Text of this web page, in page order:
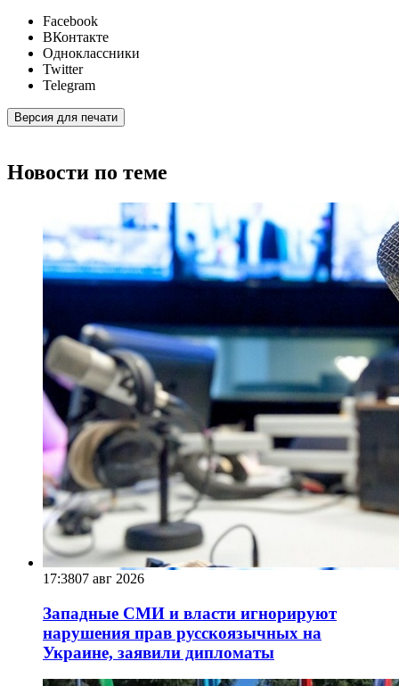
Facebook
ВКонтакте
Одноклассники
Twitter
Telegram
Версия для печати
Новости по теме
17:3807 авг 2026
Западные СМИ и власти игнорируют
нарушения прав русскоязычных на
Украине, заявили дипломаты